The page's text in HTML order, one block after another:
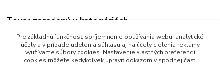
Tovar zaradený v kategóriách
TAŠKY
Pre základnú funkčnosť, spríjemnenie používania webu, analytické
účely a v prípade udelenia súhlasu aj na účely cielenia reklamy
využívame súbory cookies. Nastavenie vlastných preferencií
cookies môžete kedykoľvek upraviť odkazom v spodnej časti